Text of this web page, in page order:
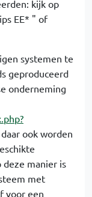
kijk op
EE* " of
systemen te
geproduceerd
onderneming
ook worden
deze manier is
met
voor een